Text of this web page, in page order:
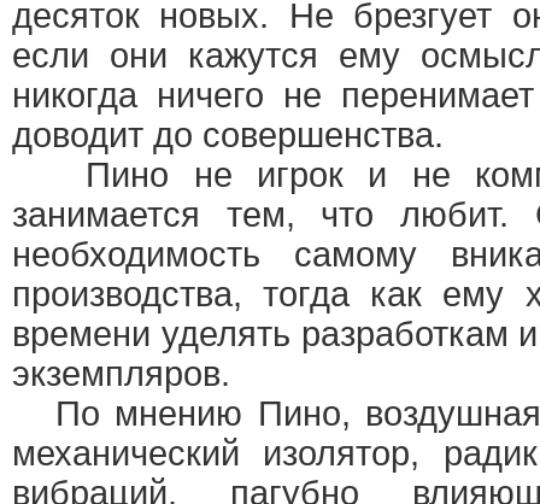
десяток новых. Не брезгует
если они кажутся ему
никогда ничего не
доводит до совершенства.
Пино не игрок и не
занимается тем, что
необходимость самому
производства, тогда как
времени уделять разработкам
экземпляров.
По мнению Пино,
механический изолятор,
вибраций, пагубно